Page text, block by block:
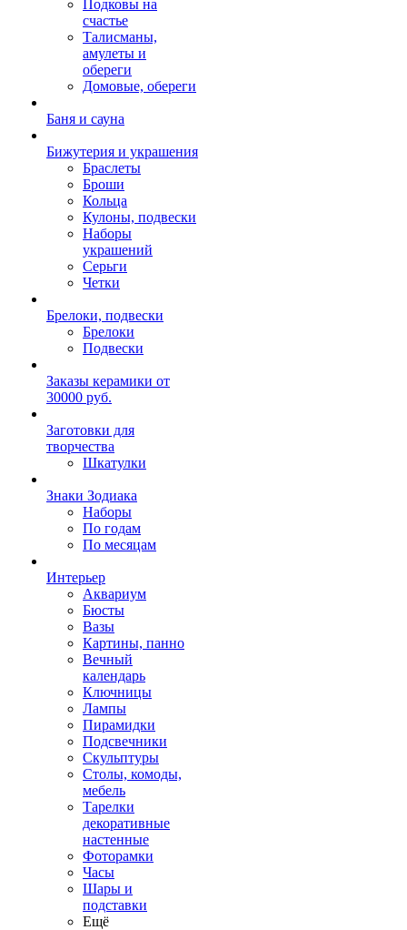
Подковы на
счастье
Талисманы,
амулеты и
обереги
Домовые, обереги
Баня и сауна
Бижутерия и украшения
Браслеты
Броши
Кольца
Кулоны, подвески
Наборы
украшений
Серьги
Четки
Брелоки, подвески
Брелоки
Подвески
Заказы керамики от
30000 руб.
Заготовки для
творчества
Шкатулки
Знаки Зодиака
Наборы
По годам
По месяцам
Интерьер
Аквариум
Бюсты
Вазы
Картины, панно
Вечный
календарь
Ключницы
Лампы
Пирамидки
Подсвечники
Скульптуры
Столы, комоды,
мебель
Тарелки
декоративные
настенные
Фоторамки
Часы
Шары и
подставки
Ещё